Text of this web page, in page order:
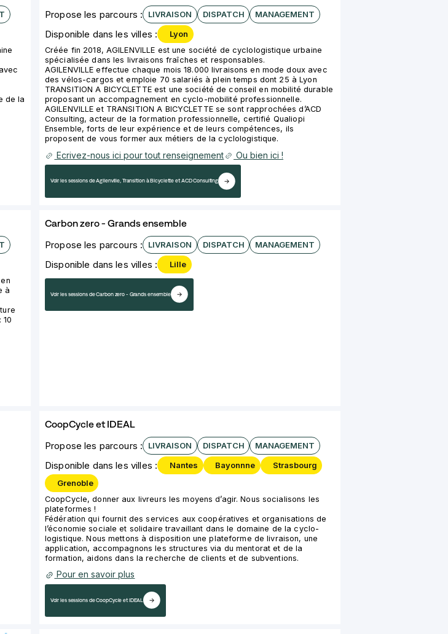
de la
Propose les parcours : LIVRAISON DISPATCH MANAGEMENT
Disponible dans les villes : Lyon
Créée fin 2018, AGILENVILLE est une société de cyclologistique urbaine
spécialisée dans les livraisons fraîches et responsables.
AGILENVILLE effectue chaque mois 18.000 livraisons en mode doux avec
des vélos-cargos et emploie 70 salariés à plein temps dont 25 à Lyon
TRANSITION A BICYCLETTE est une société de conseil en mobilité durable
proposant un accompagnement en cyclo-mobilité professionnelle.
AGILENVILLE et TRANSITION A BICYCLETTE se sont rapprochées d’ACD
Consulting, acteur de la formation professionnelle, certifié Qualiopi
Ensemble, forts de leur expérience et de leurs compétences, ils
proposent de vous former aux métiers de la cyclologistique.
Ecrivez-nous ici pour tout renseignement Ou bien ici !
Voir les sessions de Agilenville, Transition à Bicyclette et ACD Consulting
à
Carbon zero - Grands ensemble
Propose les parcours : LIVRAISON DISPATCH MANAGEMENT
Disponible dans les villes : Lille
Voir les sessions de Carbon zero - Grands ensemble
CoopCycle et IDEAL
Propose les parcours : LIVRAISON DISPATCH MANAGEMENT
Disponible dans les villes : Nantes Bayonnne
Strasbourg
Grenoble
CoopCycle, donner aux livreurs les moyens d’agir. Nous socialisons les
plateformes !
Fédération qui fournit des services aux coopératives et organisations de
l’économie sociale et solidaire travaillant dans le domaine de la cyclo-
logistique. Nous mettons à disposition une plateforme de livraison, une
application, accompagnons les structures via du mentorat et de la
formation, aidons dans la recherche de clients et de subventions.
Pour en savoir plus
Voir les sessions de CoopCycle et IDEAL